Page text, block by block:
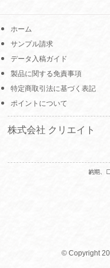
ホーム
サンプル請求
データ入稿ガイド
製品に関する免責事項
特定商取引法に基づく表記
ポイントについて
株式会社 クリエイト
© Copyright